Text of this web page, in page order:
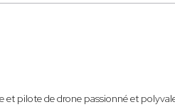
et pilote de drone passionné et